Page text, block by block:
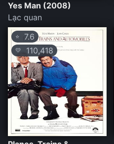
Yes Man (2008)
Lạc quan
⭐ 7.6
💛 110,418